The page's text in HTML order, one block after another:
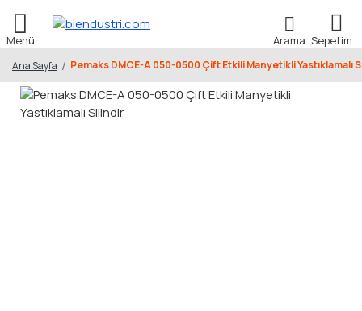
Ana Sayfa Pemaks DMCE-A 050-0500 Çift Etkili Manyetikli Yastıklamalı